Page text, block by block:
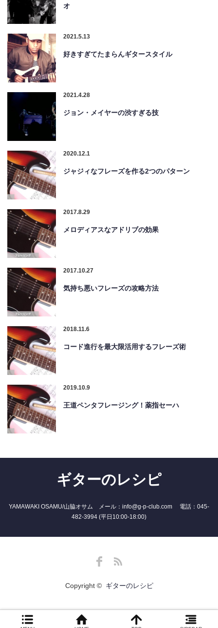
オ
2021.5.13
好きすぎてたまらんギタースタイル
2021.4.28
ジョン・メイヤーの渋すぎる技
2020.12.1
ジャジィなフレーズを作る2つのパターン
2017.8.29
メロディアスなアドリブの効果
2017.10.27
気持ち悪いフレーズの攻略方法
2018.11.6
コード進行を最大限活用するフレーズ術
2019.10.9
王道ペンタフレージング！薬指セーハ
ギターのレシピ
YAMAWAKI OSAMU/山脇オサム メール：info@g-p-club.com 電話：045-
482-3994 (平日10:00-18:00)
Copyright © ギターのレシピ